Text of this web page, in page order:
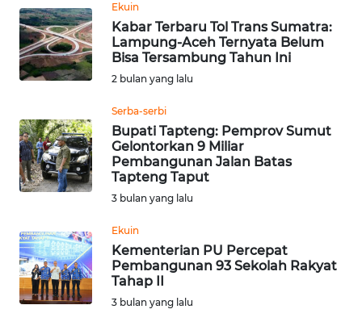
Ekuin
Kabar Terbaru Tol Trans Sumatra:
Lampung-Aceh Ternyata Belum
Bisa Tersambung Tahun Ini
2 bulan yang lalu
Serba-serbi
Bupati Tapteng: Pemprov Sumut
Gelontorkan 9 Miliar
Pembangunan Jalan Batas
Tapteng Taput
3 bulan yang lalu
Ekuin
Kementerian PU Percepat
Pembangunan 93 Sekolah Rakyat
Tahap II
3 bulan yang lalu
WN
LANGKAT
SELATAN
WN
TANJUNG
WN
KARO